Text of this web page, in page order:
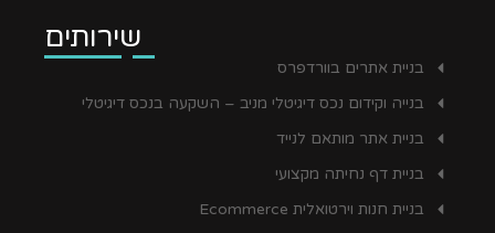
שירותים
בניית אתרים בוורדפרס
בנייה וקידום נכס דיגיטלי מניב – השקעה בנכס דיגיטלי
בניית אתר מותאם לנייד
בניית דף נחיתה מקצועי
בניית חנות וירטואלית Ecommerce